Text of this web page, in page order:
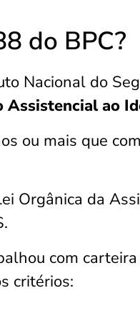
do BPC?
Nacional do
Assistencial ao
ou mais que
Orgânica da
com
critérios: